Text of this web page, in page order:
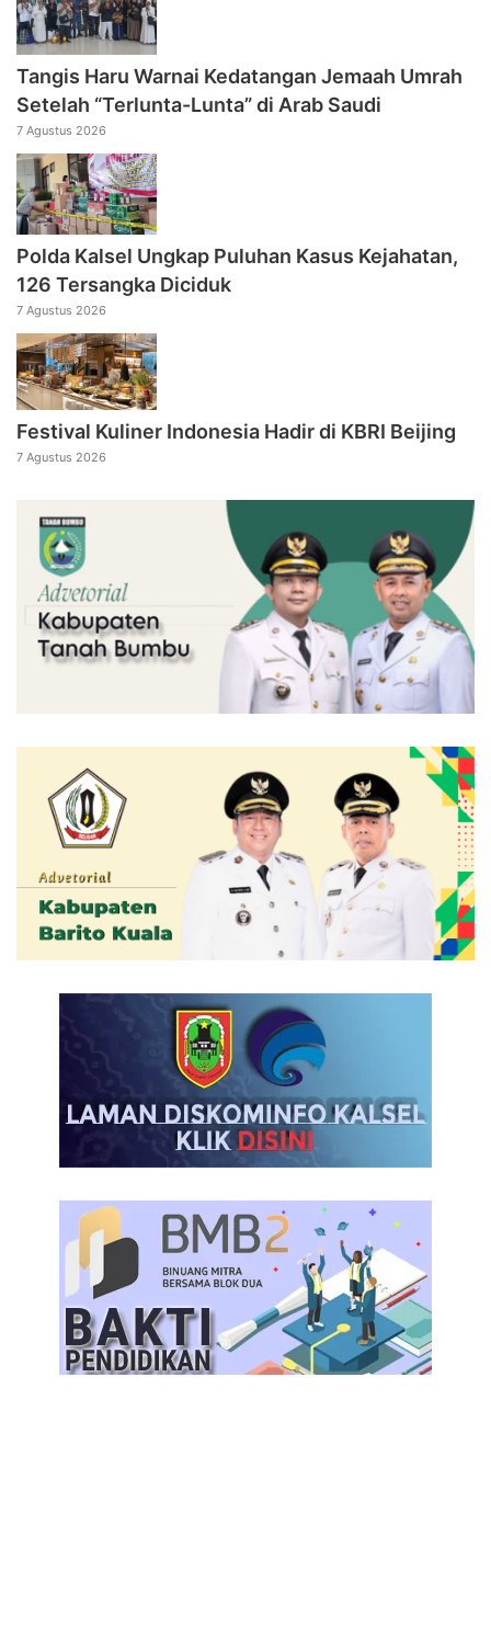
Tangis Haru Warnai Kedatangan Jemaah Umrah
Setelah “Terlunta-Lunta” di Arab Saudi
7 Agustus 2026
Polda Kalsel Ungkap Puluhan Kasus Kejahatan,
126 Tersangka Diciduk
7 Agustus 2026
Festival Kuliner Indonesia Hadir di KBRI Beijing
7 Agustus 2026